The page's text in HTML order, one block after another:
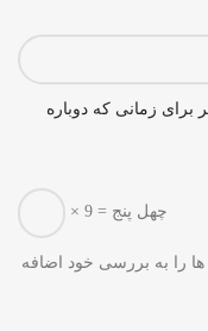
برای زمانی که دوباره
× 9 = چهل پنج
ها را به بررسی خود اضافه